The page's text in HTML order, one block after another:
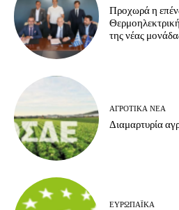
Προχωρά η
της νέας
ΑΓΡΟΤΙΚΆ ΝΈΑ
Διαμαρτυρία
ΕΥΡΩΠΑΪΚΆ